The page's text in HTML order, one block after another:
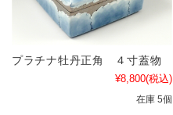
プラチナ牡丹正角 ４寸蓋物
¥8,800(税込)
在庫 5個